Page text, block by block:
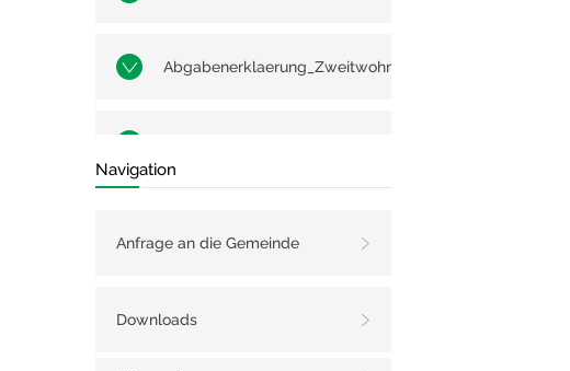
Abgabenerklaerung_Zweitwohnsitzabgabe.pdf
Vorsorgewohnung Leer.pdf
Navigation
Anfrage an die Gemeinde
Downloads